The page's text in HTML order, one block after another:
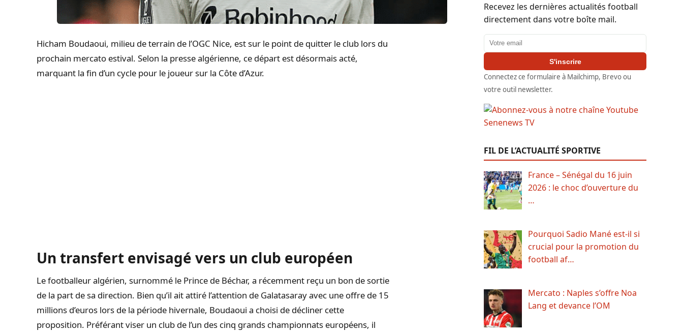
Hicham Boudaoui, milieu de terrain de l’OGC Nice, est sur le point de quitter le club lors du
prochain mercato estival. Selon la presse algérienne, ce départ est désormais acté,
marquant la fin d’un cycle pour le joueur sur la Côte d’Azur.
Un transfert envisagé vers un club européen
Le footballeur algérien, surnommé le Prince de Béchar, a récemment reçu un bon de sortie
de la part de sa direction. Bien qu’il ait attiré l’attention de Galatasaray avec une offre de 15
millions d’euros lors de la période hivernale, Boudaoui a choisi de décliner cette
proposition. Préférant viser un club de l’un des cinq grands championnats européens, il
Recevez les dernières actualités football
directement dans votre boîte mail.
Adresse email
S'inscrire
Connectez ce formulaire à Mailchimp, Brevo ou
votre outil newsletter.
FIL DE L’ACTUALITÉ SPORTIVE
France – Sénégal du 16 juin
2026 : le choc d’ouverture du
…
Pourquoi Sadio Mané est-il si
crucial pour la promotion du
football af…
Mercato : Naples s’offre Noa
Lang et devance l’OM